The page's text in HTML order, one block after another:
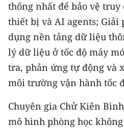
thống nhất để bảo vệ truy
thiết bị và AI agents; Giải
dụng nền tảng dữ liệu
lý dữ liệu ở tốc độ máy
tra, phản ứng tự động và
môi trường vận hành tốc
Chuyên gia Chử Kiên
mô hình phòng học